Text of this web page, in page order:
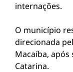
internações.
O município
direcionada
Macaíba,
Catarina.